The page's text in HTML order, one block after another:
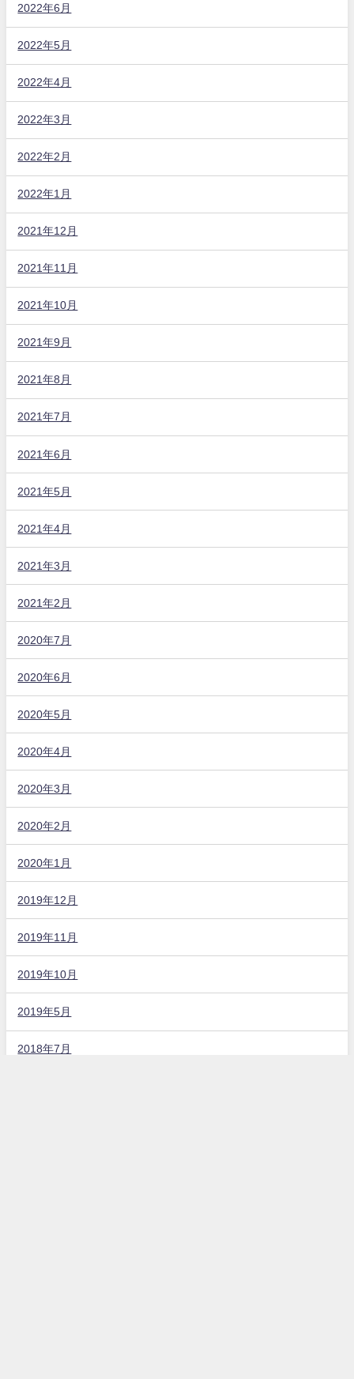
2022年6月
2022年5月
2022年4月
2022年3月
2022年2月
2022年1月
2021年12月
2021年11月
2021年10月
2021年9月
2021年8月
2021年7月
2021年6月
2021年5月
2021年4月
2021年3月
2021年2月
2020年7月
2020年6月
2020年5月
2020年4月
2020年3月
2020年2月
2020年1月
2019年12月
2019年11月
2019年10月
2019年5月
2018年7月